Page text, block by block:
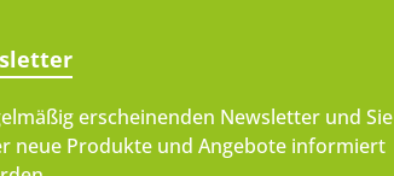
erscheinenden Newsletter und Sie
neue Produkte und Angebote informiert